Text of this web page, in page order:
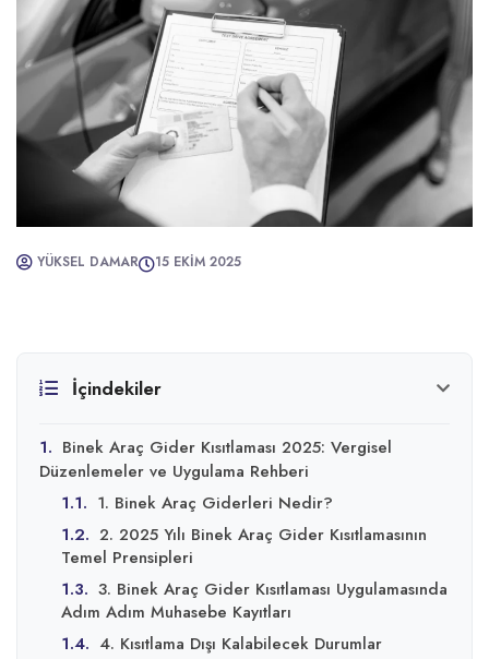
YÜKSEL DAMAR 15 EKIM 2025
İçindekiler
1. Binek Araç Gider Kısıtlaması 2025: Vergisel
Düzenlemeler ve Uygulama Rehberi
1.1. 1. Binek Araç Giderleri Nedir?
1.2. 2. 2025 Yılı Binek Araç Gider Kısıtlamasının
Temel Prensipleri
1.3. 3. Binek Araç Gider Kısıtlaması Uygulamasında
Adım Adım Muhasebe Kayıtları
1.4. 4. Kısıtlama Dışı Kalabilecek Durumlar